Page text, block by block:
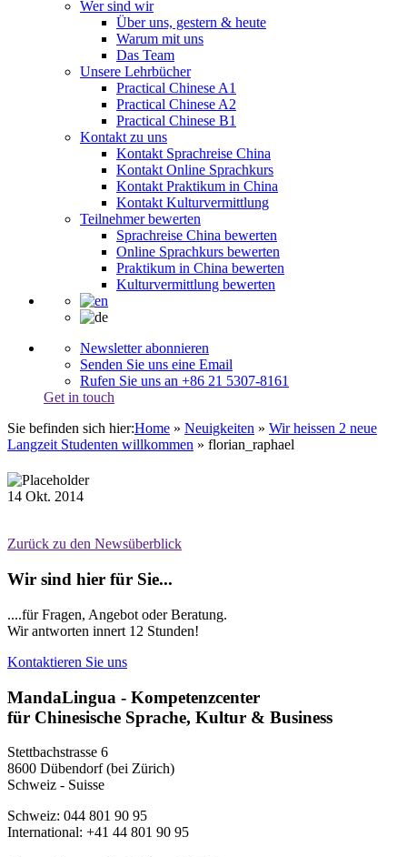
Wer sind wir
Über uns, gestern & heute
Warum mit uns
Das Team
Unsere Lehrbücher
Practical Chinese A1
Practical Chinese A2
Practical Chinese B1
Kontakt zu uns
Kontakt Sprachreise China
Kontakt Online Sprachkurs
Kontakt Praktikum in China
Kontakt Kulturvermittlung
Teilnehmer bewerten
Sprachreise China bewerten
Online Sprachkurs bewerten
Praktikum in China bewerten
Kulturvermittlung bewerten
Newsletter abonnieren
Senden Sie uns eine Email
Rufen Sie uns an +86 21 5307-8161
Get in touch
Sie befinden sich hier:Home » Neuigkeiten » Wir heissen 2 neue
Langzeit Studenten willkommen » florian_raphael
14 Okt. 2014
Zurück zu den Newsüberblick
Wir sind hier für Sie...
....für Fragen, Angebot oder Beratung.
Wir antworten innert 12 Stunden!
Kontaktieren Sie uns
MandaLingua - Kompetenzcenter
für Chinesische Sprache, Kultur & Business
Stettbachstrasse 6
8600 Dübendorf (bei Zürich)
Schweiz - Suisse
Schweiz: 044 801 90 95
International: +41 44 801 90 95